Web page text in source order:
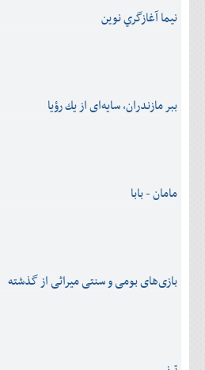
نيما آغازگري نوين
ببر مازندران، سایه‌ای از یك رؤیا
مامان - بابا
بازی‌های بومی و سنتی میراثی از گذشته